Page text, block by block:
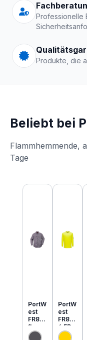
Professionelle
Produkte, die
Beliebt bei
Flammhemmende,
Tage
Produktgalerie
PortW
est
FR89
flamm
hemm
PortW
est
FR80
6 FR
MultiN